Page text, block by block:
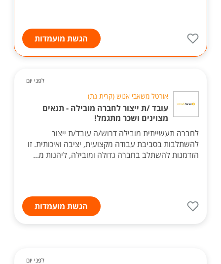
הגשת מועמדות
לפני יום
אורטל משאבי אנוש (קרית גת)
עובד /ת ייצור לחברה מובילה - תנאים
מצוינים ושכר מתגמל!
לחברה תעשייתית מובילה דרוש/ה עובד/ת ייצור
להשתלבות בסביבת עבודה מקצועית, יציבה ואיכותית. זו
הזדמנות להשתלב בחברה גדולה ומובילה, ליהנות מ...
הגשת מועמדות
לפני יום